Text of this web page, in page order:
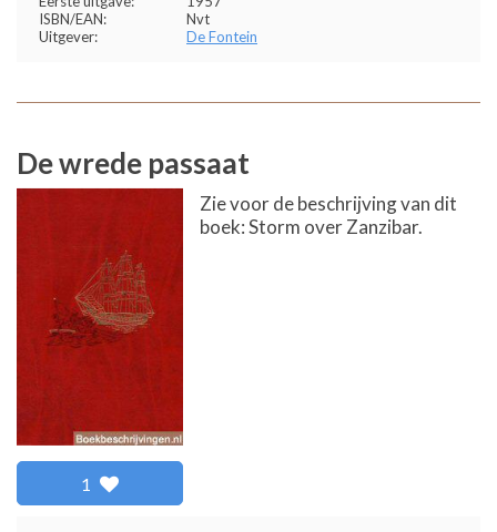
ISBN/EAN:
Nvt
Uitgever:
De Fontein
De wrede passaat
1
Zie voor de beschrijving van dit
boek: Storm over Zanzibar.